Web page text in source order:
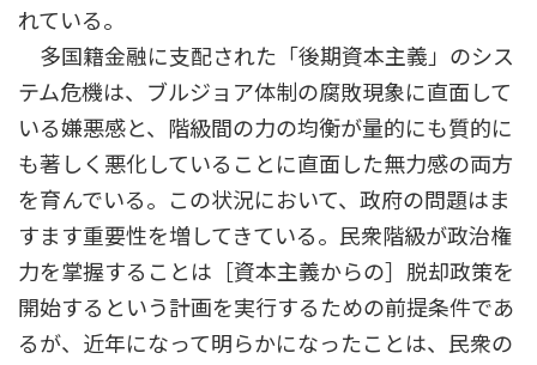
れている。
多国籍金融に支配された「後期資本主義」のシス
テム危機は、ブルジョア体制の腐敗現象に直面して
いる嫌悪感と、階級間の力の均衡が量的にも質的に
も著しく悪化していることに直面した無力感の両方
を育んでいる。この状況において、政府の問題はま
すます重要性を増してきている。民衆階級が政治権
力を掌握することは［資本主義からの］脱却政策を
開始するという計画を実行するための前提条件であ
るが、近年になって明らかになったことは、民衆の